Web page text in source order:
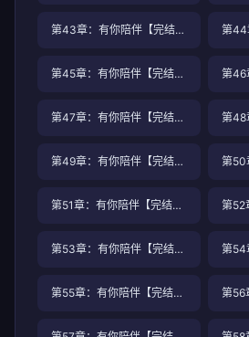
第43章：有你陪伴【完结】排除所有不可能
第45章：有你陪伴【完结】是否出兵，这是个问题
第47章：有你陪伴【完结】清梦绕瑶池
第49章：有你陪伴【完结】心有余悸
第51章：有你陪伴【完结】哥布林洞窟
第53章：有你陪伴【完结】繁重的“命”
第55章：有你陪伴【完结】没有肃静